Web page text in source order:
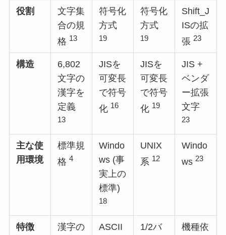
役割
文字集
合の規
格 13
符号化
方式
19
符号化
方式
19
Shift_J
ISの拡
張23
構造
6,802
文字の
漢字を
定義
13
JISを
可変長
で符号
化 16
JISを
可変長
で符号
化 19
JIS +
ベンダ
ー拡張
文字
23
主な使
用環境
標準規
格4
Windo
ws (事
実上の
標準)
18
UNIX
系 12
Windo
ws23
特徴
漢字の
ASCII
1/2バ
機種依